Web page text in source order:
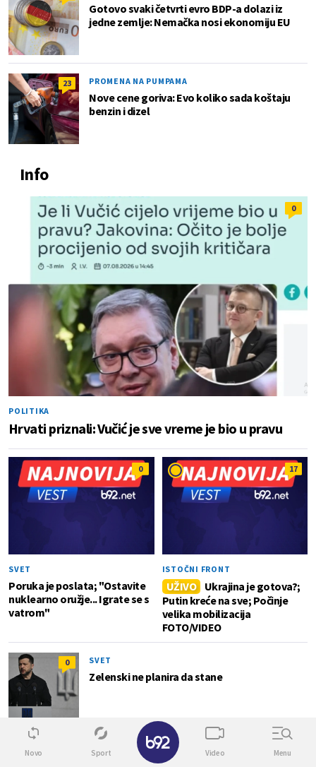
Gotovo svaki četvrti evro BDP-a dolazi iz
jedne zemlje: Nemačka nosi ekonomiju EU
23 PROMENA NA PUMPAMA
Nove cene goriva: Evo koliko sada koštaju
benzin i dizel
Info
0
POLITIKA
Hrvati priznali: Vučić je sve vreme je bio u pravu
0
SVET
Poruka je poslata; "Ostavite
nuklearno oružje... Igrate se s
vatrom"
17
ISTOČNI FRONT
UŽIVO
Ukrajina je gotova?;
Putin kreće na sve; Počinje
velika mobilizacija
FOTO/VIDEO
0 SVET
Zelenski ne planira da stane
POŽARI U SRBIJI
Novo Sport Video Menu
✕